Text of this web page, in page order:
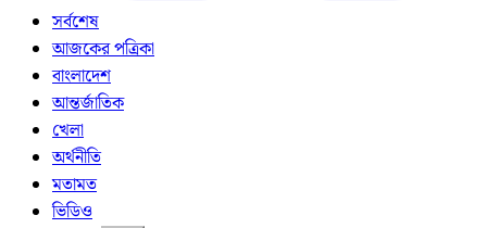
সর্বশেষ
আজকের পত্রিকা
বাংলাদেশ
আন্তর্জাতিক
খেলা
অর্থনীতি
মতামত
ভিডিও